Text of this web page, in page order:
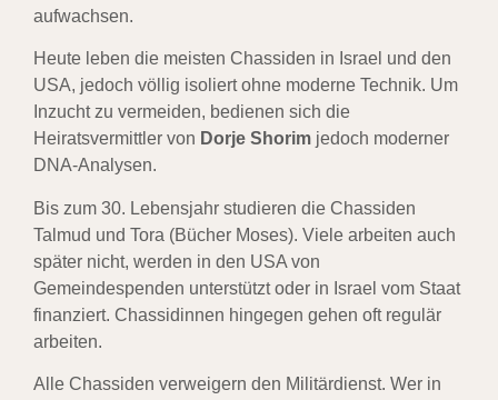
aufwachsen.
Heute leben die meisten Chassiden in Israel und den
USA, jedoch völlig isoliert ohne moderne Technik. Um
Inzucht zu vermeiden, bedienen sich die
Heiratsvermittler von Dorje Shorim jedoch moderner
DNA-Analysen.
Bis zum 30. Lebensjahr studieren die Chassiden
Talmud und Tora (Bücher Moses). Viele arbeiten auch
später nicht, werden in den USA von
Gemeindespenden unterstützt oder in Israel vom Staat
finanziert. Chassidinnen hingegen gehen oft regulär
arbeiten.
Alle Chassiden verweigern den Militärdienst. Wer in